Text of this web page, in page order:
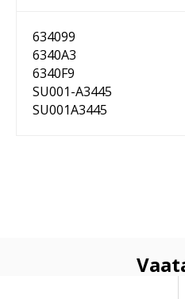
634099
6340A3
6340F9
SU001-A3445
SU001A3445